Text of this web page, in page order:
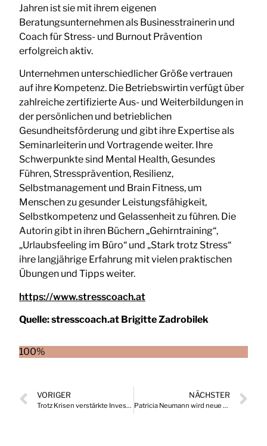
Jahren ist sie mit ihrem eigenen
Beratungsunternehmen als Businesstrainerin und
Coach für Stress- und Burnout Prävention
erfolgreich aktiv.
Unternehmen unterschiedlicher Größe vertrauen
auf ihre Kompetenz. Die Betriebswirtin verfügt über
zahlreiche zertifizierte Aus- und Weiterbildungen in
der persönlichen und betrieblichen
Gesundheitsförderung und gibt ihre Expertise als
Seminarleiterin und Vortragende weiter. Ihre
Schwerpunkte sind Mental Health, Gesundes
Führen, Stressprävention, Resilienz,
Selbstmanagement und Brain Fitness, um
Menschen zu gesunder Leistungsfähigkeit,
Selbstkompetenz und Gelassenheit zu führen. Die
Autorin gibt in ihren Büchern „Gehirntraining“,
„Urlaubsfeeling im Büro“ und „Stark trotz Stress“
ihre langjährige Erfahrung mit vielen praktischen
Übungen und Tipps weiter.
https://www.stresscoach.at
Quelle:stresscoach.at Brigitte Zadrobilek
100%
VORIGER
Trotz Krisen verstärkte Investitionen in Marketingmaßnahmen
NÄCHSTER
Patricia Neumann wird neue Vorstandsvorsitzende der Siemens AG Österreich